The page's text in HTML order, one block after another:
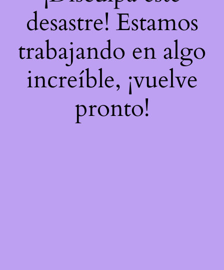
desastre! Estamos
trabajando en algo
increíble, ¡vuelve
pronto!